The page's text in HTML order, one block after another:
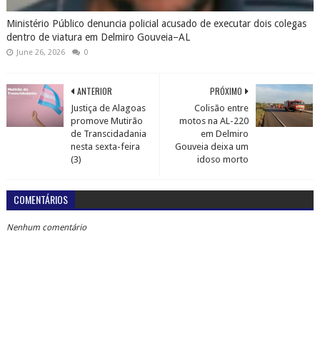
Ministério Público denuncia policial acusado de executar dois colegas
dentro de viatura em Delmiro Gouveia–AL
June 26, 2026 0
PRÓXIMO
Colisão entre
motos na AL-220
em Delmiro
Gouveia deixa um
idoso morto
ANTERIOR
Justiça de Alagoas
promove Mutirão
de Transcidadania
nesta sexta-feira
(3)
COMENTÁRIOS
Nenhum comentário